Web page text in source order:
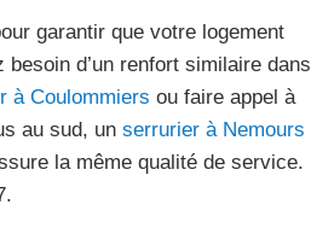
garantir que votre logement
d’un renfort similaire dans
à Coulommiers ou faire appel à
au sud, un serrurier à Nemours
la même qualité de service.